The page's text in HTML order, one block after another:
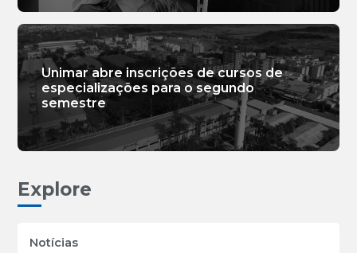
Unimar abre inscrições de cursos de
especializações para o segundo
semestre
Explore
Notícias